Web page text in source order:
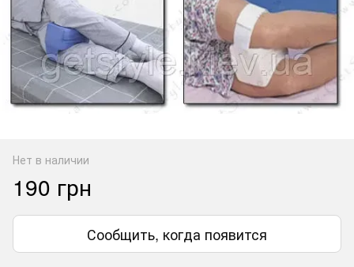
Нет в наличии
190 грн
Сообщить, когда появится